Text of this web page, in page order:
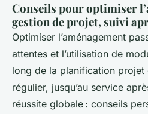
Conseils pour optimiser
gestion de projet, suivi
Optimiser l’aménagement
attentes et l’utilisation de
long de la planification projet
régulier, jusqu’au service
réussite globale : conseils